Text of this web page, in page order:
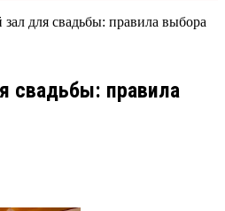
для свадьбы: правила выбора
свадьбы: правила